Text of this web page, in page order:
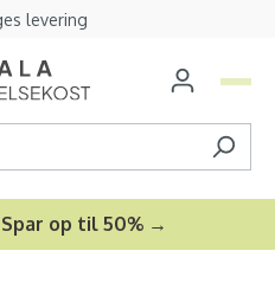
levering
op til 50% →